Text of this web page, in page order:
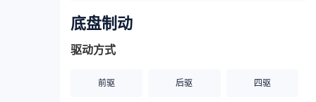
底盘制动
驱动方式
前驱 后驱 四驱